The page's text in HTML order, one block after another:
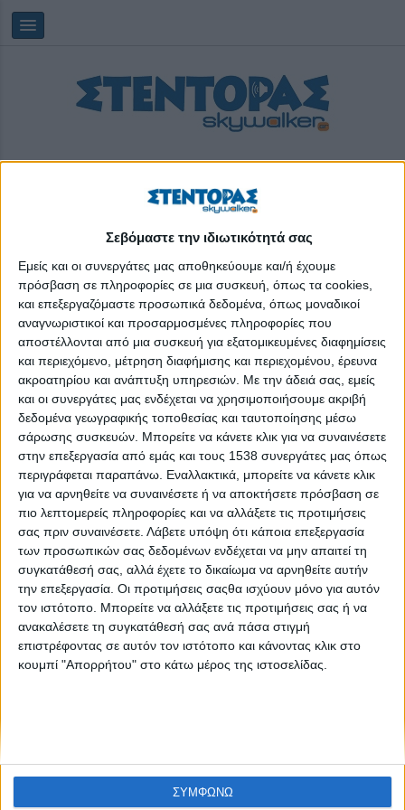
Σεβόμαστε την ιδιωτικότητά σας
Εμείς και οι συνεργάτες μας αποθηκεύουμε και/ή έχουμε
πρόσβαση σε πληροφορίες σε μια συσκευή, όπως τα cookies,
και επεξεργαζόμαστε προσωπικά δεδομένα, όπως μοναδικοί
αναγνωριστικοί και προσαρμοσμένες πληροφορίες που
αποστέλλονται από μια συσκευή για εξατομικευμένες διαφημίσεις
και περιεχόμενο, μέτρηση διαφήμισης και περιεχομένου, έρευνα
ακροατηρίου και ανάπτυξη υπηρεσιών. Με την άδειά σας, εμείς
και οι συνεργάτες μας ενδέχεται να χρησιμοποιήσουμε ακριβή
δεδομένα γεωγραφικής τοποθεσίας και ταυτοποίησης μέσω
σάρωσης συσκευών. Μπορείτε να κάνετε κλικ για να συναινέσετε
στην επεξεργασία από εμάς και τους 1538 συνεργάτες μας όπως
περιγράφεται παραπάνω. Εναλλακτικά, μπορείτε να κάνετε κλικ
για να αρνηθείτε να συναινέσετε ή να αποκτήσετε πρόσβαση σε
πιο λεπτομερείς πληροφορίες και να αλλάξετε τις προτιμήσεις
σας πριν συναινέσετε. Λάβετε υπόψη ότι κάποια επεξεργασία
των προσωπικών σας δεδομένων ενδέχεται να μην απαιτεί τη
συγκατάθεσή σας, αλλά έχετε το δικαίωμα να αρνηθείτε αυτήν
την επεξεργασία. Οι προτιμήσεις σαςθα ισχύουν μόνο για αυτόν
τον ιστότοπο. Μπορείτε να αλλάξετε τις προτιμήσεις σας ή να
ανακαλέσετε τη συγκατάθεσή σας ανά πάσα στιγμή
επιστρέφοντας σε αυτόν τον ιστότοπο και κάνοντας κλικ στο
κουμπί "Απορρήτου" στο κάτω μέρος της ιστοσελίδας.
ΣΥΜΦΩΝΩ
Πέμπτη, 06/08/202609:23:50
Ανοιχτά Σχολεία του Δήμου Αθηναίων
Like like #40
None feed
CONNECT